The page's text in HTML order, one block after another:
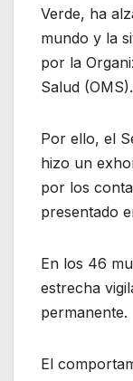
Verde, ha
mundo y la
por la
Salud (OMS).
Por ello, el
hizo un
por los
presentado
En los 46
estrecha
permanente.
El